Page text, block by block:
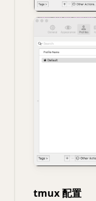
tmux 配置